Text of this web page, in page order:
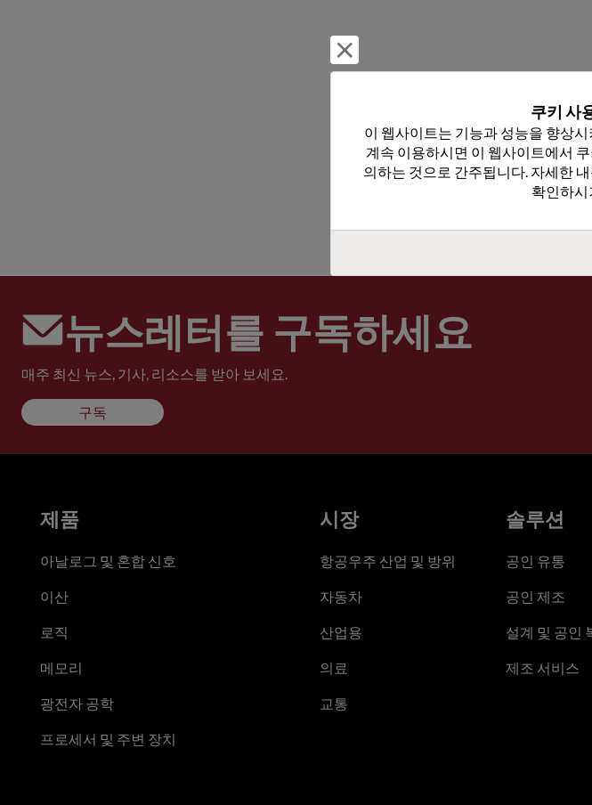
뉴스레터를 구독하세요
매주 최신 뉴스, 기사, 리소스를 받아 보세요.
구독
쿠키 사
이 웹사이트는 기능과 성능을 향상
계속 이용하시면 이 웹사이트에서
의하는 것으로 간주됩니다. 자세한
확인하시
제품
아날로그 및 혼합 신호
이산
로직
메모리
광전자 공학
프로세서 및 주변 장치
시장
항공우주 산업 및 방위
자동차
산업용
의료
교통
솔루션
공인 유통
공인 제조
설계 및 공인
제조 서비스